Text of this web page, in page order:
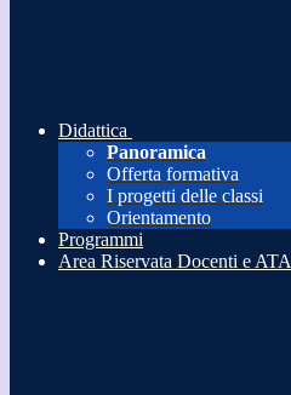
Didattica
Panoramica
Offerta formativa
I progetti delle classi
Orientamento
Programmi
Area Riservata Docenti e ATA